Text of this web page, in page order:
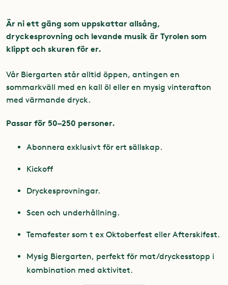
Är ni ett gäng som uppskattar allsång,
dryckesprovning och levande musik är Tyrolen som
klippt och skuren för er.
Vår Biergarten står alltid öppen, antingen en
sommarkväll med en kall öl eller en mysig vinterafton
med värmande dryck.
Passar för 50–250 personer.
Abonnera exklusivt för ert sällskap.
Kickoff
Dryckesprovningar.
Scen och underhållning.
Temafester som t ex Oktoberfest eller Afterskifest.
Mysig Biergarten, perfekt för mat/dryckesstopp i
kombination med aktivitet.